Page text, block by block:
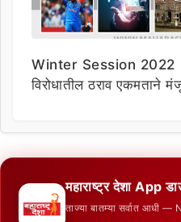
Winter Session 2022 |
विरोधातील ठराव एकमताने
महाराष्ट्र देशा App
ताज्या बातम्या सर्वात